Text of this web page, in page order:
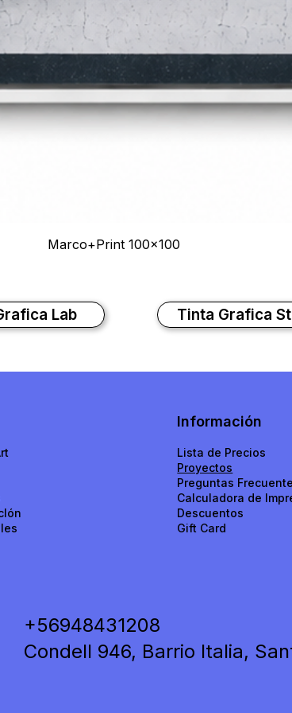
Marco+Print 100x100
Lab Tinta Grafica
Información
Lista de Precios
Proyectos
Preguntas
Calculadora de
Descuentos
Gift Card
+56948431208
Condell 946, Barrio Italia,